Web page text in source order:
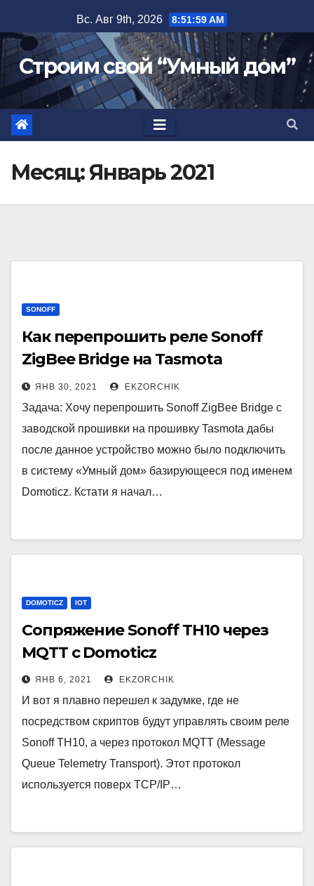
к
содержимому
Вс. Авг 9th, 2026 8:52:00 AM
Строим свой “Умный дом”
Месяц:Январь 2021
SONOFF
Как перепрошить реле Sonoff
ZigBee Bridge на Tasmota
Firmware
ЯНВ 30, 2021 EKZORCHIK
Задача: Хочу перепрошить Sonoff ZigBee Bridge с
заводской прошивки на прошивку Tasmota дабы
после данное устройство можно было подключить
в систему «Умный дом» базирующееся под именем
Domoticz. Кстати я начал…
DOMOTICZ IOT
Сопряжение Sonoff TH10 через
MQTT с Domoticz
ЯНВ 6, 2021 EKZORCHIK
И вот я плавно перешел к задумке, где не
посредством скриптов будут управлять своим реле
Sonoff TH10, а через протокол MQTT (Message
Queue Telemetry Transport). Этот протокол
используется поверх TCP/IP…